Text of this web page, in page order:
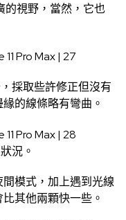
的視野，當然，它也
採取些許修正但沒有
的線條略有彎曲。
況。
模式，加上遇到光線
其他兩顆快一些。